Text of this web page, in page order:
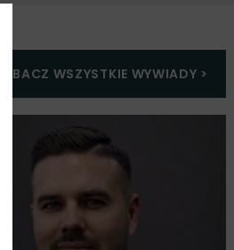
ZOBACZ WSZYSTKIE WYWIADY >